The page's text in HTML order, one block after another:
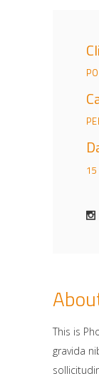
This is
gravida